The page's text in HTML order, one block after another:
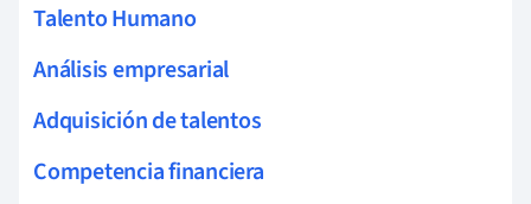
Talento Humano
Análisis empresarial
Adquisición de talentos
Competencia financiera